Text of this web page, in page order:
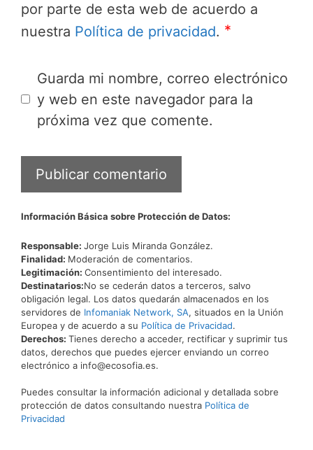
por parte de esta web de acuerdo a
nuestra Política de privacidad. *
Guarda mi nombre, correo electrónico
y web en este navegador para la
próxima vez que comente.
Información Básica sobre Protección de Datos:
Responsable: Jorge Luis Miranda González.
Finalidad: Moderación de comentarios.
Legitimación: Consentimiento del interesado.
Destinatarios:No se cederán datos a terceros, salvo
obligación legal. Los datos quedarán almacenados en los
servidores de Infomaniak Network, SA, situados en la Unión
Europea y de acuerdo a su Política de Privacidad.
Derechos: Tienes derecho a acceder, rectificar y suprimir tus
datos, derechos que puedes ejercer enviando un correo
electrónico a info@ecosofia.es.
Puedes consultar la información adicional y detallada sobre
protección de datos consultando nuestra Política de
Privacidad